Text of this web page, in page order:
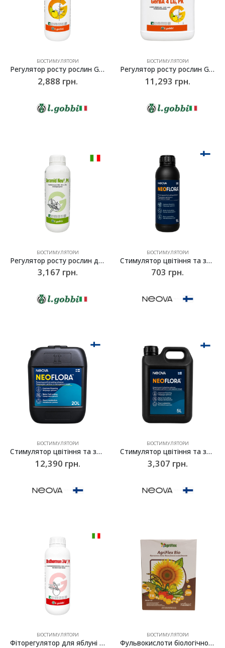
БІОСТИМУЛЯТОРИ
Регулятор росту рослин Gerba 4 LG, l.gobbi – 1л
2,888 грн.
БІОСТИМУЛЯТОРИ
Регулятор росту рослин Gerba 4 LG, l.gobbi – 4л
11,293 грн.
БІОСТИМУЛЯТОРИ
Регулятор росту рослин для проріджування Geramid-Neu, l.gobbi – 1л
3,167 грн.
БІОСТИМУЛЯТОРИ
Стимулятор цвітіння та зав’язування плодів NeoFlora, Neova – 1л
703 грн.
БІОСТИМУЛЯТОРИ
Стимулятор цвітіння та зав’язування плодів NeoFlora, Neova – 20л
12,390 грн.
БІОСТИМУЛЯТОРИ
Стимулятор цвітіння та зав’язування плодів NeoFlora, Neova – 5л
3,307 грн.
БІОСТИМУЛЯТОРИ
Фіторегулятор для яблуні та груші проти осипання плодів Obsthormon 24a, l.gobbi – 1л
БІОСТИМУЛЯТОРИ
Фульвокислоти біологічного походження Агріфлекс Біо (Agriflex Bio) – 1 кг